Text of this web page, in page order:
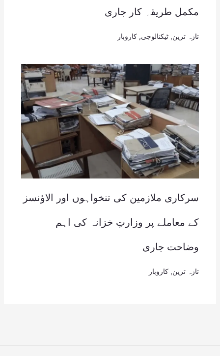
مکمل طریقہ کار جاری
تازہ ترین ٹیکنالوجی کاروبار
سرکاری ملازمین کی تنخواہوں اور الاؤنسز
کے معاملے پر وزارتِ خزانہ کی اہم
وضاحت جاری
تازہ ترین کاروبار